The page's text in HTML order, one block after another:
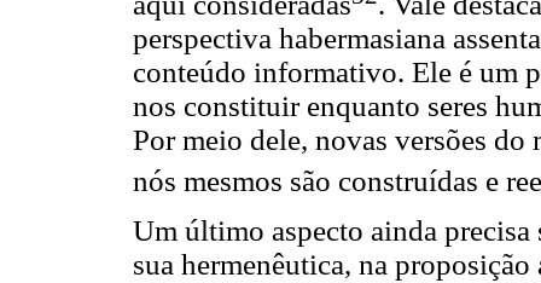
perspectiva habermasiana
conteúdo informativo. Ele é um
nos constituir enquanto seres
Por meio dele, novas versões
nós mesmos são construídas e
Um último aspecto ainda precisa
sua hermenêutica, na